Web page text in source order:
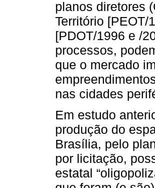
planos diretores
Território [PEOT/
[PDOT/1996 e /
processos,
que o mercado
nas cidades
Em estudo
produção do
Brasília, pelo
por licitação,
estatal